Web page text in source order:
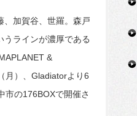
、加賀谷、世羅。森戸
うラインが濃厚である
&
月）、Gladiatorより6
市の176BOXで開催さ